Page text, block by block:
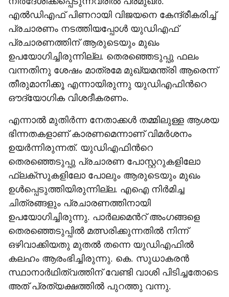
എൽഡിഎഫ് പിണറായി വിജയനെ കേന്ദ്രീകരിച്ച്
പ്രചാരണം നടത്തിയപ്പോൾ യുഡിഎഫ്
പ്രചാരണത്തിന് ആരുടെയും മുഖം
ഉപയോഗിച്ചിരുന്നില്ല. തെരഞ്ഞെടുപ്പു ഫലം
വന്നതിനു ശേഷം മാത്രമേ മുഖ്യമന്ത്രി ആരെന്ന്
തീരുമാനിക്കൂ എന്നായിരുന്നു യുഡിഎഫിന്‍റെ
ഔദ്യോഗിക വിശദീകരണം.
എന്നാൽ മുതിർന്ന നേതാക്കൾ തമ്മിലുള്ള ആശയ
ഭിന്നതകളാണ് കാരണമെന്നാണ് വിമർശനം
ഉയർന്നിരുന്നത്. യുഡിഎഫിന്‍റെ
തെരഞ്ഞെടുപ്പു പ്രചാരണ പോസ്റ്ററുകളിലോ
ഫ്ലക്സുകളിലോ പോലും ആരുടെയും മുഖം
ഉൾപ്പെടുത്തിയിരുന്നില്ല. എഐ നിർമിച്ച
ചിത്രങ്ങളും പ്രചാരണത്തിനായി
ഉപയോഗിച്ചിരുന്നു. പാർലമെന്‍റ് അംഗങ്ങളെ
തെരഞ്ഞെടുപ്പിൽ മത്സരിക്കുന്നതിൽ നിന്ന്
ഒഴിവാക്കിയതു മുതൽ തന്നെ യുഡിഎഫിൽ
കലഹം ആരംഭിച്ചിരുന്നു. കെ. സുധാകരൻ
സ്ഥാനാർഥിത്വത്തിന് വേണ്ടി വാശി പിടിച്ചതോടെ
അത് പ്രത്യക്ഷത്തിൽ പുറത്തു വന്നു.